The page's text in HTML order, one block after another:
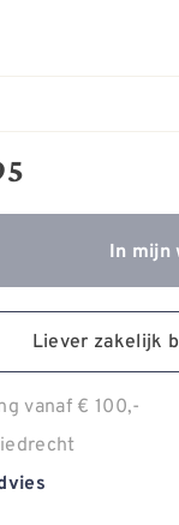
In mijn
Liever zakelijk
vanaf € 100,-